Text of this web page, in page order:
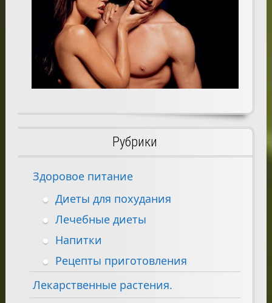
Рубрики
Здоровое питание
Диеты для похудания
Лечебные диеты
Напитки
Рецепты приготовления
Лекарственные растения.